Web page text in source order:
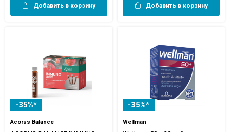
Добавить в корзину Добавить в корзину
-35%*
Acorus Balance
-35%*
Wellman